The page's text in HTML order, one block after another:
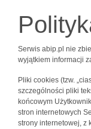
Serwis abip.pl nie
wyjątkiem informacji
Pliki cookies (tzw.
szczególności pliki
końcowym
stron internetowych
strony internetowej, z